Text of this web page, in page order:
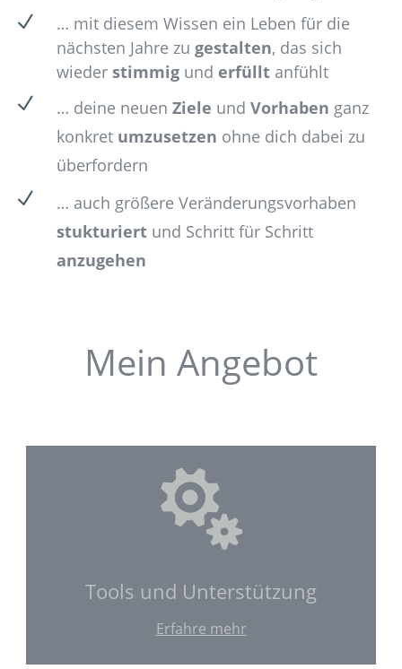
N
… mit diesem Wissen ein Leben für die
nächsten Jahre zu gestalten, das sich
wiederstimmigund erfülltanfühlt
N … deine neuen Ziele und Vorhaben ganz
konkret umzusetzen ohne dich dabei zu
überfordern
N
… auch größere Veränderungsvorhaben
stukturiertund Schritt für Schritt
anzugehen
Mein Angebot

Tools und Unterstützung
Erfahre mehr